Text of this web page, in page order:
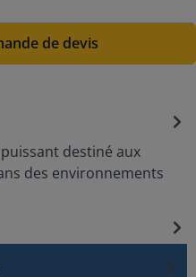
de devis
destiné aux
des environnements